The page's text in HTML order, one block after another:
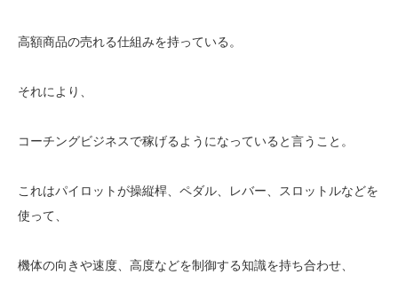
高額商品の売れる仕組みを持っている。
それにより、
コーチングビジネスで稼げるようになっていると言うこと。
これはパイロットが操縦桿、ペダル、レバー、スロットルなどを
使って、
機体の向きや速度、高度などを制御する知識を持ち合わせ、